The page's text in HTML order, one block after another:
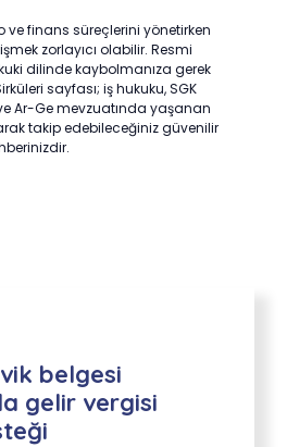
ve finans süreçlerini yönetirken
zorlayıcı olabilir. Resmi
dilinde kaybolmanıza gerek
sayfası; iş hukuku, SGK
Ar-Ge mevzuatında yaşanan
takip edebileceğiniz güvenilir
belgesi
gelir vergisi